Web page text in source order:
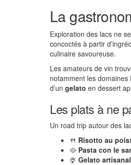
La
Exploration des lacs ne
concoctés à partir
culinaire savoureuse.
Les amateurs de vin
notamment les
d’un gelato en dessert
Les plats à ne
Un road trip autour des
🍴 Risotto au
🥘 Pasta con le
🍨 Gelato artisanal